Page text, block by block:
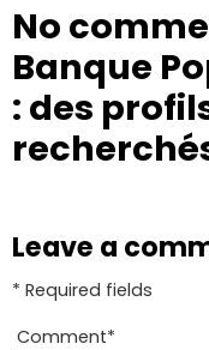
No
Banque
: des
Leave a
* Required fields
Comment*